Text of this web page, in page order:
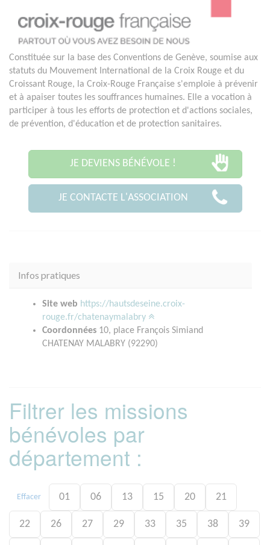
Constituée sur la base des Conventions de Genève, soumise aux
statuts du Mouvement International de la Croix Rouge et du
Croissant Rouge, la Croix-Rouge Française s'emploie à prévenir
et à apaiser toutes les souffrances humaines. Elle a vocation à
participer à tous les efforts de protection et d'actions sociales,
de prévention, d'éducation et de protection sanitaires.
JE DEVIENS BÉNÉVOLE !
JE CONTACTE L'ASSOCIATION
Infos pratiques
Site web https://hautsdeseine.croix-
rouge.fr/chatenaymalabry
Coordonnées 10, place François Simiand
CHATENAY MALABRY (92290)
Filtrer les missions
bénévoles par
département :
Effacer 01 06 13 15 20 21
22 26 27 29 33 35 38 39